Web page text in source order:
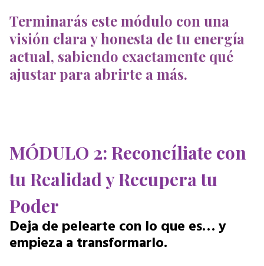
Terminarás este módulo con una
visión clara y honesta de tu energía
actual, sabiendo exactamente qué
ajustar para abrirte a más.
MÓDULO 2: Reconcíliate con
tu Realidad y Recupera tu
Poder
Deja de pelearte con lo que es… y
empieza a transformarlo.